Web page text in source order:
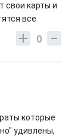
свои карты и
все
0
которые
удивлены,